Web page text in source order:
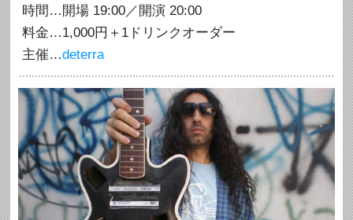
時間…開場 19:00／開演 20:00
料金…1,000円＋1ドリンクオーダー
主催…deterra